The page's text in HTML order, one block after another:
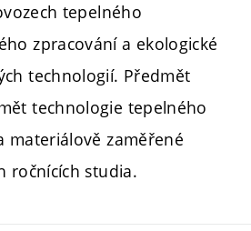
tepelného
zpracování a ekologické
technologií. Předmět
technologie tepelného
materiálově zaměřené
ročnících studia.